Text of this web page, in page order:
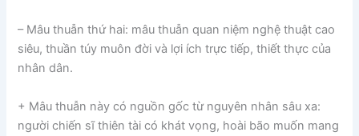
– Mâu thuẫn thứ hai: mâu thuẫn quan niệm nghệ thuật cao
siêu, thuần túy muôn đời và lợi ích trực tiếp, thiết thực của
nhân dân.
+ Mâu thuẫn này có nguồn gốc từ nguyên nhân sâu xa:
người chiến sĩ thiên tài có khát vọng, hoài bão muốn mang